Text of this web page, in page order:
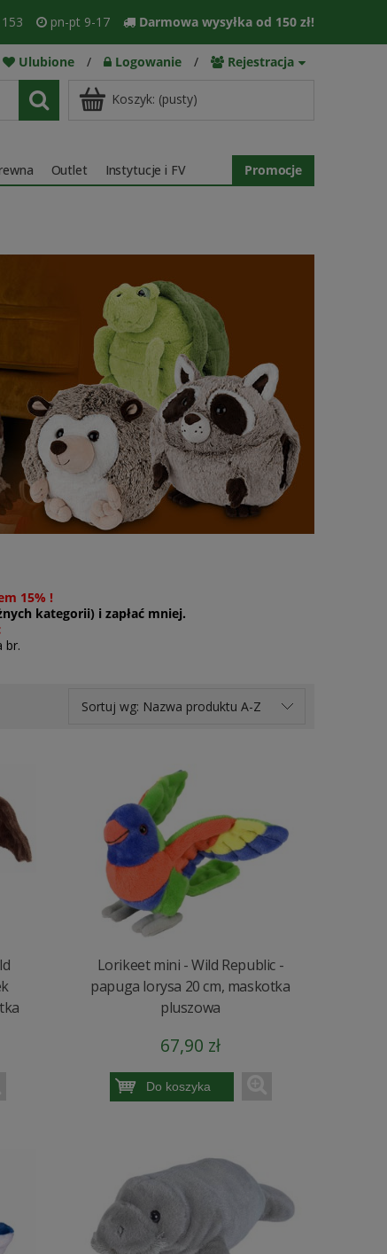
pn-pt 9-17 Darmowa wysyłka od 150 zł!
Ulubione / Logowanie / Rejestracja
Koszyk: (pusty)
Outlet Instytucje i FV Promocje
15% !
kategorii) i zapłać mniej.
br.
Sortuj wg: Nazwa produktu A-Z
Lorikeet mini - Wild Republic -
papuga lorysa 20 cm, maskotka
pluszowa
67,90 zł
Do koszyka